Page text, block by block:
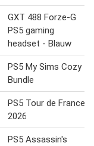
GXT 488 Forze-G
PS5 gaming
headset - Blauw
PS5 My Sims Cozy
Bundle
PS5 Tour de France
2026
PS5 Assassin's